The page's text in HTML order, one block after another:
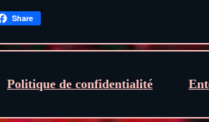
Share
Politique de confidentialité